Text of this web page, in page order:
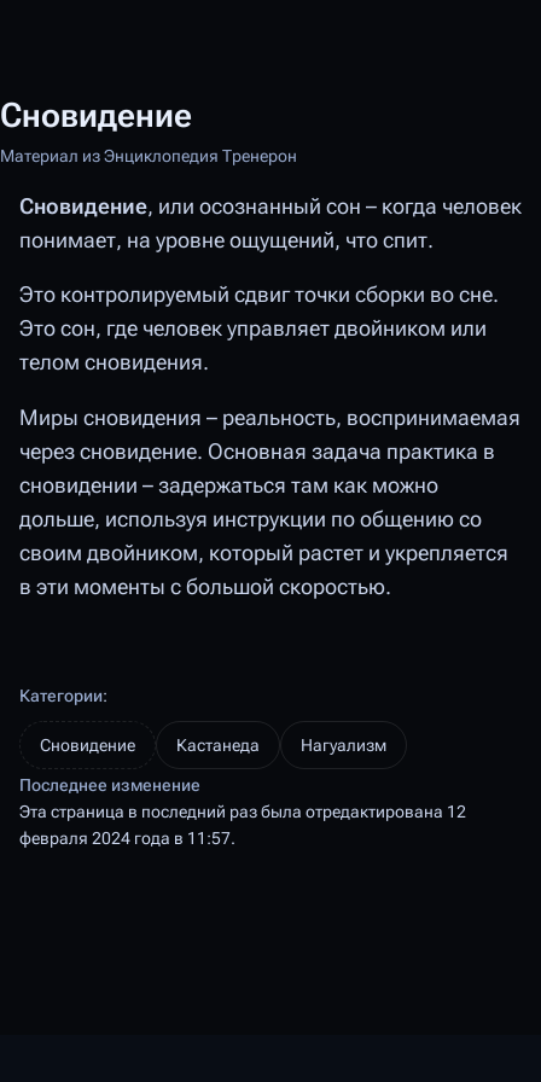
Сновидение
Материал из Энциклопедия Тренерон
Сновидение, или осознанный сон – когда человек
понимает, на уровне ощущений, что спит.
Это контролируемый сдвиг точки сборки во сне.
Это сон, где человек управляет двойником или
телом сновидения.
Миры сновидения – реальность, воспринимаемая
через сновидение. Основная задача практика в
сновидении – задержаться там как можно
дольше, используя инструкции по общению со
своим двойником, который растет и укрепляется
в эти моменты с большой скоростью.
Категории:
Сновидение Кастанеда Нагуализм
Последнее изменение
Эта страница в последний раз была отредактирована 12
февраля 2024 года в 11:57.